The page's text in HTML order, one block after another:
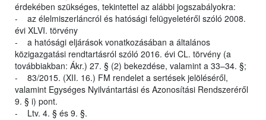
érdekében szükséges, tekintettel az alábbi jogszabályokra:
- az élelmiszerláncról és hatósági felügyeletéről szóló 2008.
évi XLVI. törvény
- a hatósági eljárások vonatkozásában a általános
közigazgatási rendtartásról szóló 2016. évi CL. törvény (a
továbbiakban: Ákr.) 27. § (2) bekezdése, valamint a 33–34. §;
- 83/2015. (XII. 16.) FM rendelet a sertések jelöléséről,
valamint Egységes Nyilvántartási és Azonosítási Rendszeréről
9. § i) pont.
- Ltv. 4. § és 9. §.